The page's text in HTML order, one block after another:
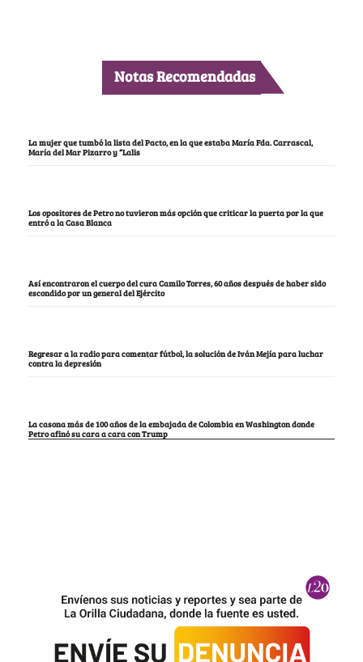
Notas Recomendadas
La mujer que tumbó la lista del Pacto, en la que estaba María Fda. Carrascal,
María del Mar Pizarro y “Lalis
Los opositores de Petro no tuvieron más opción que criticar la puerta por la que
entró a la Casa Blanca
Así encontraron el cuerpo del cura Camilo Torres, 60 años después de haber sido
escondido por un general del Ejército
Regresar a la radio para comentar fútbol, la solución de Iván Mejía para luchar
contra la depresión
La casona más de 100 años de la embajada de Colombia en Washington donde
Petro afinó su cara a cara con Trump